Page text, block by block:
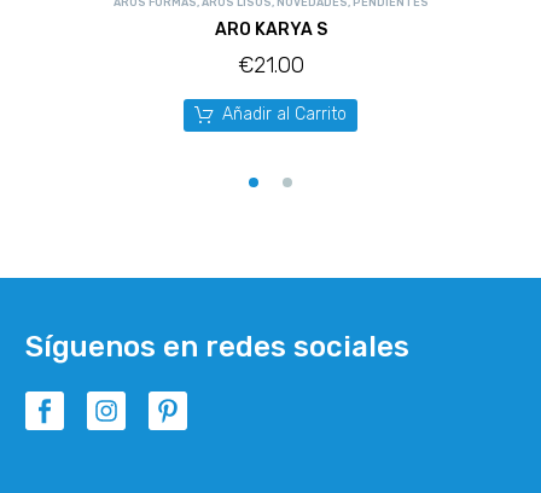
ARO KARYA S
€21.00
Añadir al Carrito
Síguenos en redes sociales